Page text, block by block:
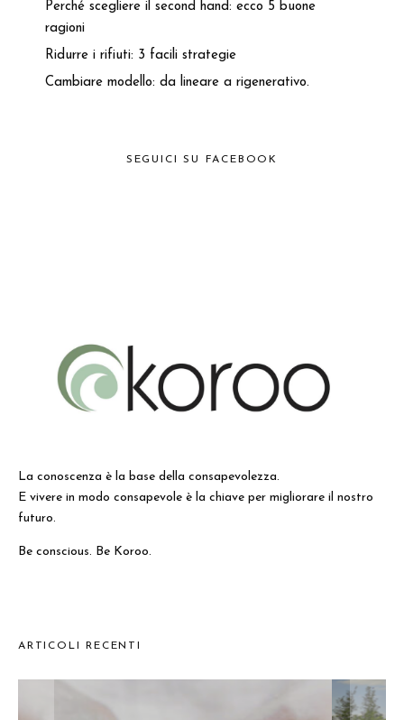
Perché scegliere il second hand: ecco 5 buone
ragioni
Ridurre i rifiuti: 3 facili strategie
Cambiare modello: da lineare a rigenerativo.
SEGUICI SU FACEBOOK
La conoscenza è la base della consapevolezza.
E vivere in modo consapevole è la chiave per migliorare il nostro
futuro.
Be conscious. Be Koroo.
ARTICOLI RECENTI